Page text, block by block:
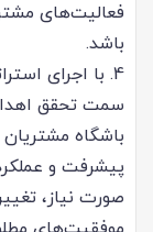
فعالیت‌های
باشد.
4. با اجرای
سمت تحقق
باشگاه
پیشرفت و
صورت نیاز،